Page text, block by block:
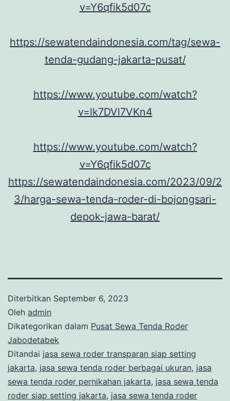
v=Y6qfik5d07c
https://sewatendaindonesia.com/tag/sewa-
tenda-gudang-jakarta-pusat/
https://www.youtube.com/watch?
v=lk7DVl7VKn4
https://www.youtube.com/watch?
v=Y6qfik5d07c
https://sewatendaindonesia.com/2023/09/2
3/harga-sewa-tenda-roder-di-bojongsari-
depok-jawa-barat/
Diterbitkan September 6, 2023
Oleh admin
Dikategorikan dalam Pusat Sewa Tenda Roder
Jabodetabek
Ditandai jasa sewa roder transparan siap setting
jakarta, jasa sewa tenda roder berbagai ukuran, jasa
sewa tenda roder pernikahan jakarta, jasa sewa tenda
roder siap setting jakarta, jasa sewa tenda roder